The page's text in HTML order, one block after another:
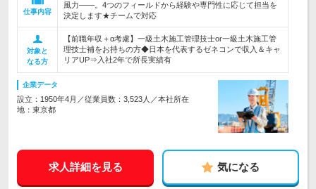
仕事内容
風力――。4つのフィールドから経験や専門性に応じて担当を
決定します★チームで対応
対象と
なる方
【前職年収＋α考慮】一級土木施工管理技士or一級土木施工管
理技士補をお持ちの方◆日本を代表するゼネコンで収入＆キャ
リアUP⇒入社2年で所長実績有
企業データ
設立：1950年4月／従業員数：3,523人／本社所在
地：東京都
求人詳細を見る 気になる